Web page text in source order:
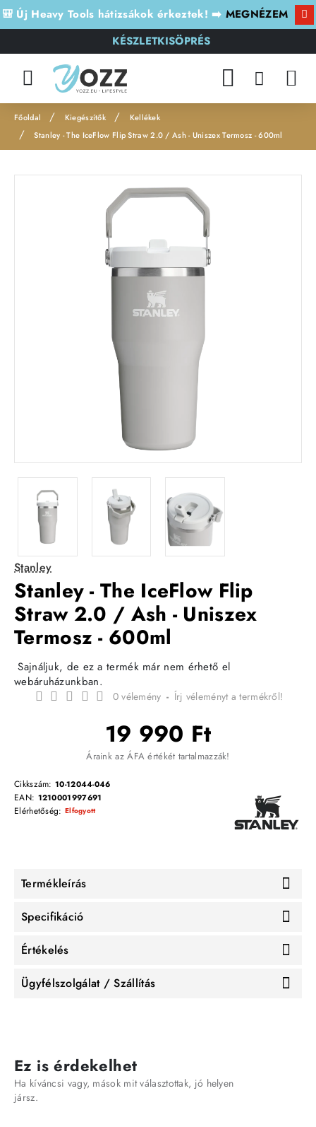
🎒 Új Heavy Tools hátizsákok érkeztek! ➡️ MEGNÉZEM
KÉSZLETKISÖPRÉS
o
Kiegészítők
Kellékek
Stanley - The IceFlow Flip Straw 2.0 / Ash - Uniszex Termosz - 600ml
Stanley
Stanley - The IceFlow Flip
Straw 2.0 / Ash - Uniszex
Termosz - 600ml
Sajnáljuk, de ez a termék már nem érhető el
webáruházunkban.
0 vélemény - Írj véleményt a termékről!
19 990 Ft
Áraink az ÁFA értékét tartalmazzák!
Cikkszám: 10-12044-046
EAN: 1210001997691
Elérhetőség: Elfogyott
Termékleírás
Specifikáció
Értékelés
Ügyfélszolgálat / Szállítás
Ez is érdekelhet
Ha kíváncsi vagy, mások mit választottak, jó helyen
jársz.